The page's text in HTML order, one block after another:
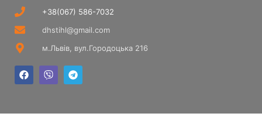
+38(067) 586-7032
dhstihl@gmail.com
м.Львів, вул.Городоцька 216